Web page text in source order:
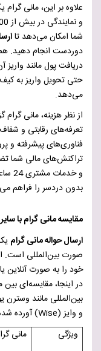
علاوه بر این، مانی
شما امکان می‌دهد تا
دوردست انجام دهید.
دریافت پول مانند
حتی تحویل واریز به کیف
می‌دهد.
از نظر هزینه، مانی گرام
تعرفه‌های رقابتی و
فناوری‌های پیشرفته و
تراکنش‌های مالی شما
و
بدون دردسر را فراهم
مقایسه مانی گرام با
ارسال حواله مانی گرام
صورت بین‌المللی است.
خود را به صورت آنلاین
در اینجا، مقایسه‌ای
بین‌المللی مانند وسترن
و وایز (Wise) آورده
ویژگی
مانی